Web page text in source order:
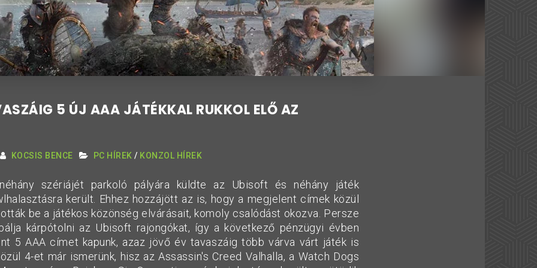
5 ÚJ AAA JÁTÉKKAL RUKKOL ELŐ AZ
KOCSIS BENCE PC HÍREK / KONZOL HÍREK
szériájét parkoló pályára küldte az Ubisoft és néhány játék
került. Ehhez hozzájött az is, hogy a megjelent címek közül
be a játékos közönség elvárásait, komoly csalódást okozva. Persze
kárpótolni az Ubisoft rajongókat, így a következő pénzügyi évben
5 AAA címet kapunk, azaz jövő év tavaszáig több várva várt játék is
4-et már ismerünk, hisz az Assassin's Creed Valhalla, a Watch Dogs